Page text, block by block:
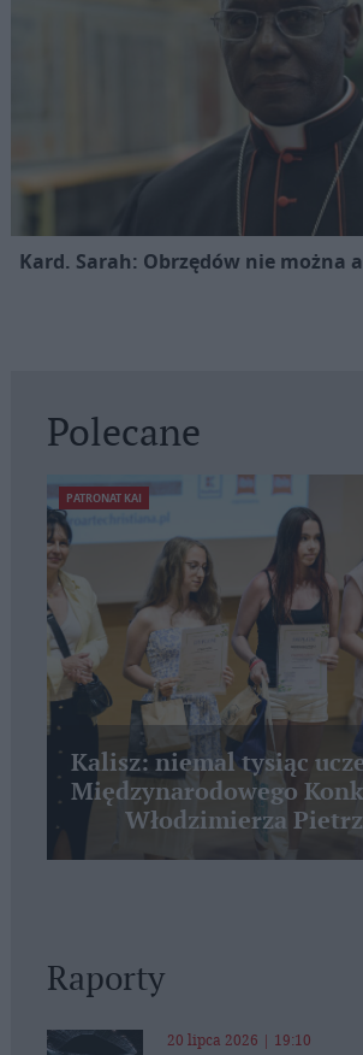
Kard. Sarah: Obrzędów nie można
Polecane
PATRONAT KAI
Kalisz: niemal tysiąc
Międzynarodowego
Włodzimierza
Raporty
20 lipca 2026 | 19:10